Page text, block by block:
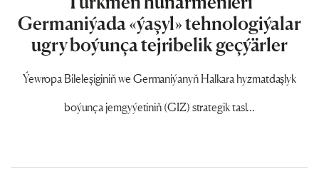
Germaniýada «ýaşyl» tehnologiýalar
ugry boýunça tejribelik geçýärler
Ýewropa Bileleşiginiň we Germaniýanyň Halkara hyzmatdaşlyk
boýunça jemgyýetiniň (GIZ) strategik tasl...